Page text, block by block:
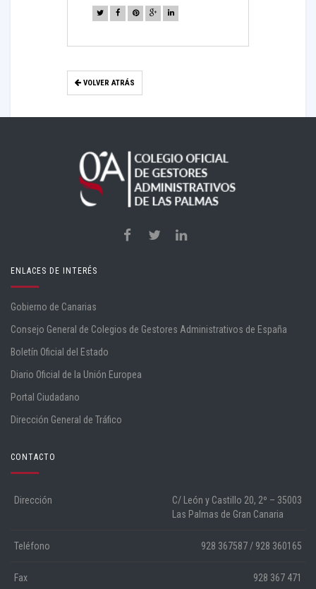
VOLVER ATRÁS
ENLACES DE INTERÉS
Gobierno de Canarias
Consejo General de Colegios de Gestores Administrativos de España
Boletín Oficial del Estado
Diario Oficial de la Unión Europea
Portal Ciudadano
Dirección General de Tráfico
CONTACTO
Dirección
C/ León y Castillo 20, 2º – 35003
Las Palmas de Gran Canaria
Teléfono 928 367587 / 928 360165
Fax 928 367 471